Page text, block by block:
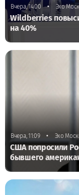
Вчера, 14:00 • Эхо
Wildberries
на 40%
Вчера, 11:09 • Эхо
США попросили
бывшего